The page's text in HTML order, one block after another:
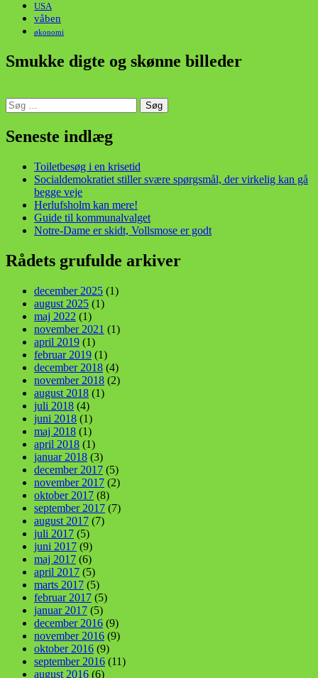
USA
våben
økonomi
Smukke digte og skønne billeder
Søg
efter:
Seneste indlæg
Toiletbesøg i en krisetid
Socialdemokratiet stiller svære spørgsmål, der virkelig kan gå
begge veje
Herlufsholm kan mere!
Guide til kommunalvalget
Notre-Dame er skidt, Vollsmose er godt
Rådets grufulde arkiver
december 2025 (1)
august 2025 (1)
maj 2022 (1)
november 2021 (1)
april 2019 (1)
februar 2019 (1)
december 2018 (4)
november 2018 (2)
august 2018 (1)
juli 2018 (4)
juni 2018 (1)
maj 2018 (1)
april 2018 (1)
januar 2018 (3)
december 2017 (5)
november 2017 (2)
oktober 2017 (8)
september 2017 (7)
august 2017 (7)
juli 2017 (5)
juni 2017 (9)
maj 2017 (6)
april 2017 (5)
marts 2017 (5)
februar 2017 (5)
januar 2017 (5)
december 2016 (9)
november 2016 (9)
oktober 2016 (9)
september 2016 (11)
august 2016 (6)